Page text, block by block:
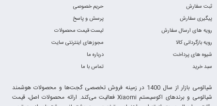
ثبت سفارش
پیگیری سفارش
رویه های ارسال سفارش
رویه بازگردانی کالا
شیوه های پرداخت
سبد خرید
حریم خصوصی
پرسش و پاسخ
لیست قیمت محصولات
مجوزهای اینترنتی سایت
درباره ما
تماس با ما
شیائومی بازار از سال 1400 در زمینه فروش تخصصی گجت‌ها و محصولات هوشمند
شیائومی و برندهای اکوسیستم Xiaomi فعالیت می‌کند. ارائه محصولات اصل، قیمت